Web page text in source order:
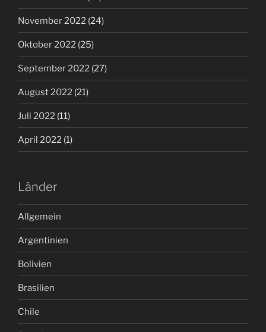
November 2022 (24)
Oktober 2022 (25)
September 2022 (27)
August 2022 (21)
Juli 2022 (11)
April 2022 (1)
Länder
Allgemein
Argentinien
Bolivien
Brasilien
Chile